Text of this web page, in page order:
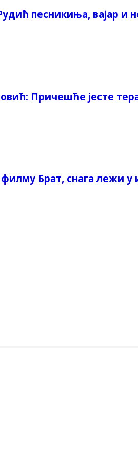
песникиња, вајар и
Причешће јесте
Брат, снага лежи у